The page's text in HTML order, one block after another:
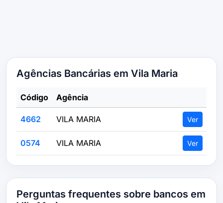
Agências Bancárias em Vila Maria
Código Agência
4662 VILA MARIA Ver
0574 VILA MARIA Ver
Perguntas frequentes sobre bancos em